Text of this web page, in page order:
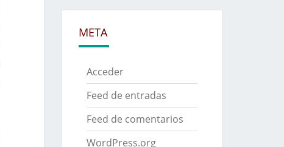
META
Acceder
Feed de entradas
Feed de comentarios
WordPress.org